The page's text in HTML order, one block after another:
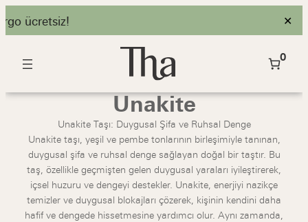
ücretsiz! ✕
0
Unakite
Unakite Taşı: Duygusal Şifa ve Ruhsal Denge
Unakite taşı, yeşil ve pembe tonlarının birleşimiyle tanınan,
duygusal şifa ve ruhsal denge sağlayan doğal bir taştır. Bu
taş, özellikle geçmişten gelen duygusal yaraları iyileştirerek,
içsel huzuru ve dengeyi destekler. Unakite, enerjiyi nazikçe
temizler ve duygusal blokajları çözerek, kişinin kendini daha
hafif ve dengede hissetmesine yardımcı olur. Aynı zamanda,